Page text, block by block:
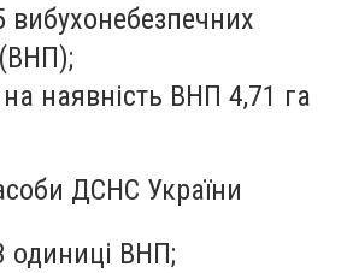
вибухонебезпечних
наявність ВНП 4,71 га
ДСНС України
одиниці ВНП;